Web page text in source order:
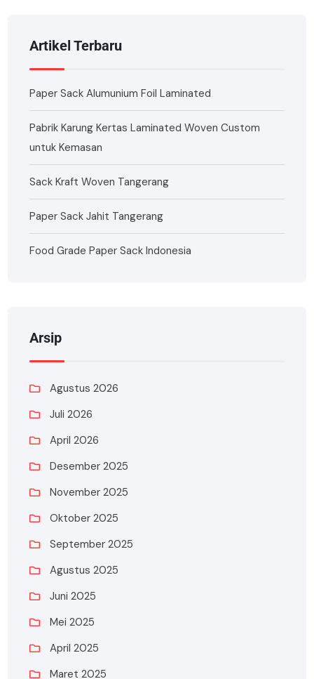
Artikel Terbaru
Paper Sack Alumunium Foil Laminated
Pabrik Karung Kertas Laminated Woven Custom
untuk Kemasan
Sack Kraft Woven Tangerang
Paper Sack Jahit Tangerang
Food Grade Paper Sack Indonesia
Arsip
Agustus 2026
Juli 2026
April 2026
Desember 2025
November 2025
Oktober 2025
September 2025
Agustus 2025
Juni 2025
Mei 2025
April 2025
Maret 2025